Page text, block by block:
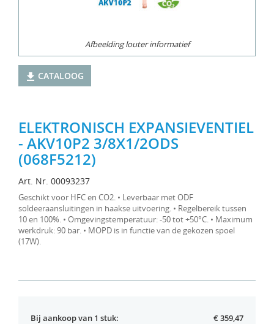
Afbeelding louter informatief
CATALOOG
ELEKTRONISCH EXPANSIEVENTIEL
- AKV10P2 3/8X1/2ODS
(068F5212)
Art. Nr. 00093237
Geschikt voor HFC en CO2. • Leverbaar met ODF
soldeeraansluitingen in haakse uitvoering. • Regelbereik tussen
10 en 100%. • Omgevingstemperatuur: -50 tot +50°C. • Maximum
werkdruk: 90 bar. • MOPD is in functie van de gekozen spoel
(17W).
Bij aankoop van 1 stuk: € 359,47